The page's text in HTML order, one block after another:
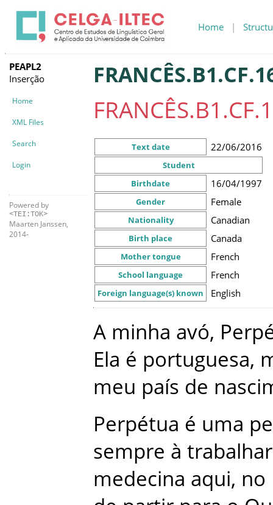
Home |
PEAPL2
Inserção
Home
XML Files
Search
Login
Powered by
<TEI:TOK>
Maarten Janssen,
2014-
Text date 22/06/2016
Student
Birthdate
16/04/1997
Gender Female
Nationality Canadian
Birth place Canada
Mother tongue French
School language French
Foreign language(s) known English
A minha avó,
Ela é portuguesa,
meu país de
Perpétua é uma
sempre à trabalhar
medecina aqui, no